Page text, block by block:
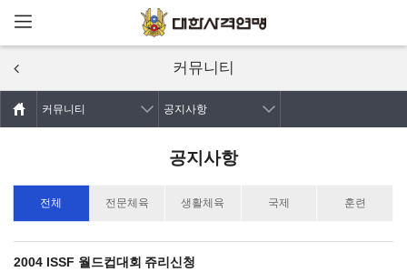
주요콘텐츠로
커뮤니티
커뮤니티 공지사항
공지사항
전체 전문체육 생활체육 국제 훈련
2004 ISSF 월드컵대회 쥬리신청